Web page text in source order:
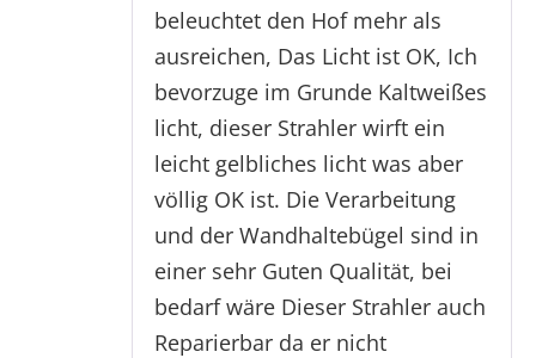
beleuchtet den Hof mehr als
ausreichen, Das Licht ist OK, Ich
bevorzuge im Grunde Kaltweißes
licht, dieser Strahler wirft ein
leicht gelbliches licht was aber
völlig OK ist. Die Verarbeitung
und der Wandhaltebügel sind in
einer sehr Guten Qualität, bei
bedarf wäre Dieser Strahler auch
Reparierbar da er nicht